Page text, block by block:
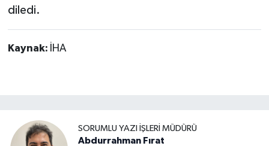
diledi.
Kaynak: İHA
SORUMLU YAZI İŞLERI MÜDÜRÜ
Abdurrahman Fırat